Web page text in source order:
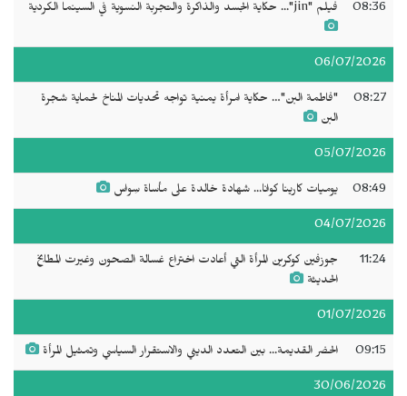
08:36 فيلم "jin"... حكاية الجسد والذاكرة والتجربة النسوية في السينما الكردية
06/07/2026
08:27
"فاطمة البن"… حكاية امرأة يمنية تواجه تحديات المناخ لحماية شجرة
البن
05/07/2026
08:49 يوميات كارينا كوانا... شهادة خالدة على مأساة سِواس
04/07/2026
11:24
جوزفين كوكرين المرأة التي أعادت اختراع غسالة الصحون وغيرت المطابخ
الحديثة
01/07/2026
09:15 الحضر القديمة... بين التعدد الديني والاستقرار السياسي وتمثيل المرأة
30/06/2026